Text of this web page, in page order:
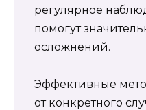
регулярное
помогут
осложнений.
Эффективные
от конкретного